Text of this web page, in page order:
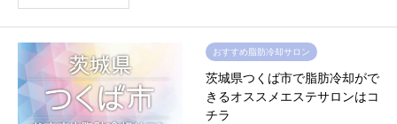
おすすめ脂肪冷却サロン
茨城県つくば市で脂肪冷却がで
きるオススメエステサロンはコ
チラ